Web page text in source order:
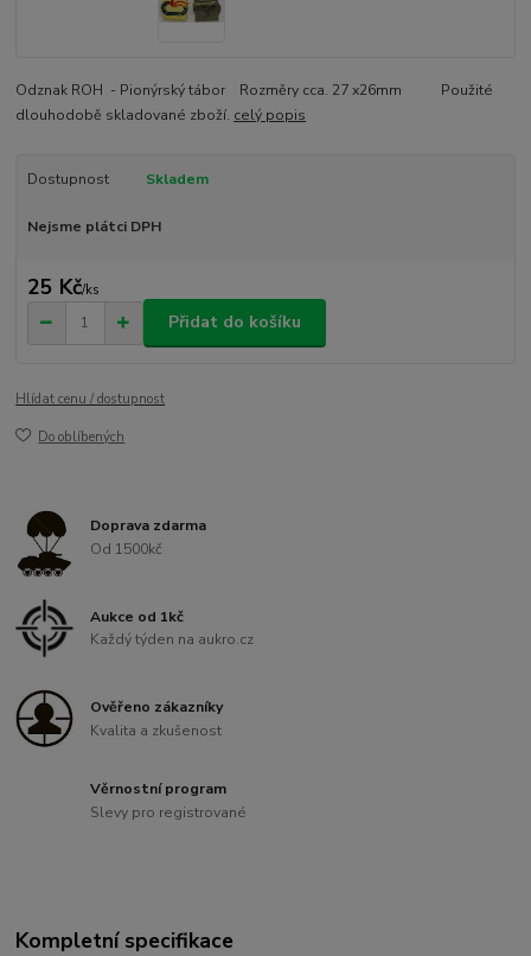
Odznak ROH - Pionýrský tábor Rozměry cca. 27 x26mm Použité
dlouhodobě skladované zboží. celý popis
Dostupnost Skladem
Nejsme plátci DPH
25 Kč/ks
Přidat do košíku
Hlídat cenu / dostupnost
Do oblíbených
Doprava zdarma
Od 1500kč
Aukce od 1kč
Každý týden na aukro.cz
Ověřeno zákazníky
Kvalita a zkušenost
Věrnostní program
Slevy pro registrované
Kompletní specifikace